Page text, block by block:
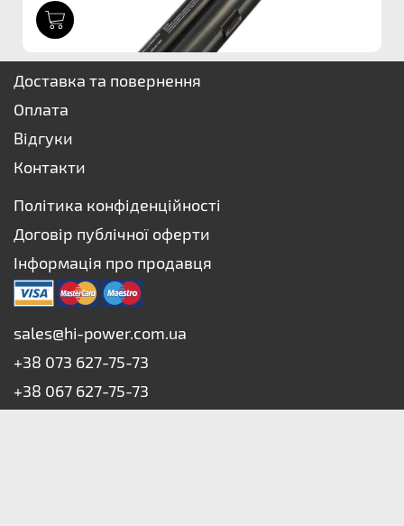
Доставка та повернення
Оплата
Відгуки
Контакти
Політика конфіденційності
Договір публічної оферти
Інформація про продавця
sales@hi-power.com.ua
+38 073 627-75-73
+38 067 627-75-73